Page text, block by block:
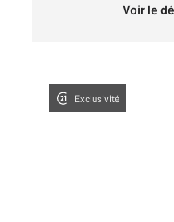
Voir le
Exclusivité